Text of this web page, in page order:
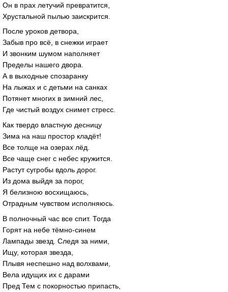
Он в прах летучий превратится,
Хрустальной пылью заискрится.
После уроков детвора,
Забыв про всё, в снежки играет
И звонким шумом наполняет
Пределы нашего двора.
А в выходные спозаранку
На лыжах и с детьми на санках
Потянет многих в зимний лес,
Где чистый воздух снимет стресс.
Как твердо властную десницу
Зима на наш простор кладёт!
Все толще на озерах лёд.
Все чаще снег с небес кружится.
Растут сугробы вдоль дорог.
Из дома выйдя за порог,
Я белизною восхищаюсь,
Отрадным чувством исполняюсь.
В полночный час все спит. Тогда
Горят на небе тёмно-синем
Лампады звезд. Следя за ними,
Ищу, которая звезда,
Плывя неспешно над волхвами,
Вела идущих их с дарами
Пред Тем с покорностью припасть,